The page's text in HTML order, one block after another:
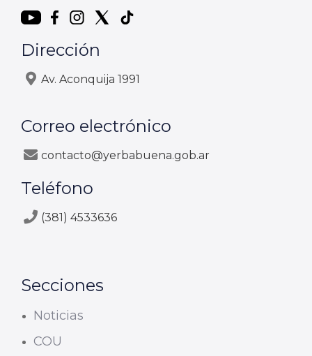
Dirección
Av. Aconquija 1991
Correo electrónico
contacto@yerbabuena.gob.ar
Teléfono
(381) 4533636
Secciones
Noticias
COU